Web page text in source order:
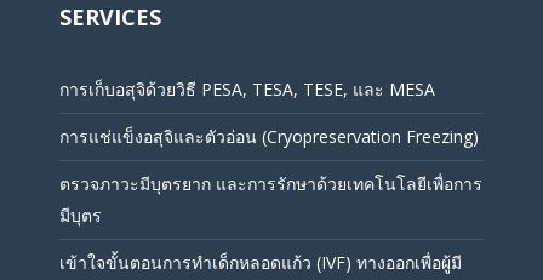
SERVICES
การเก็บอสุจิด้วยวิธี PESA, TESA, TESE, และ MESA
การแช่แข็งอสุจิและตัวอ่อน (Cryopreservation Freezing)
ตรวจภาวะมีบุตรยาก และการรักษาด้วยเทคโนโลยีเพื่อการ
มีบุตร
เข้าใจขั้นตอนการทำเด็กหลอดแก้ว (IVF) ทางออกเพื่อผู้มี